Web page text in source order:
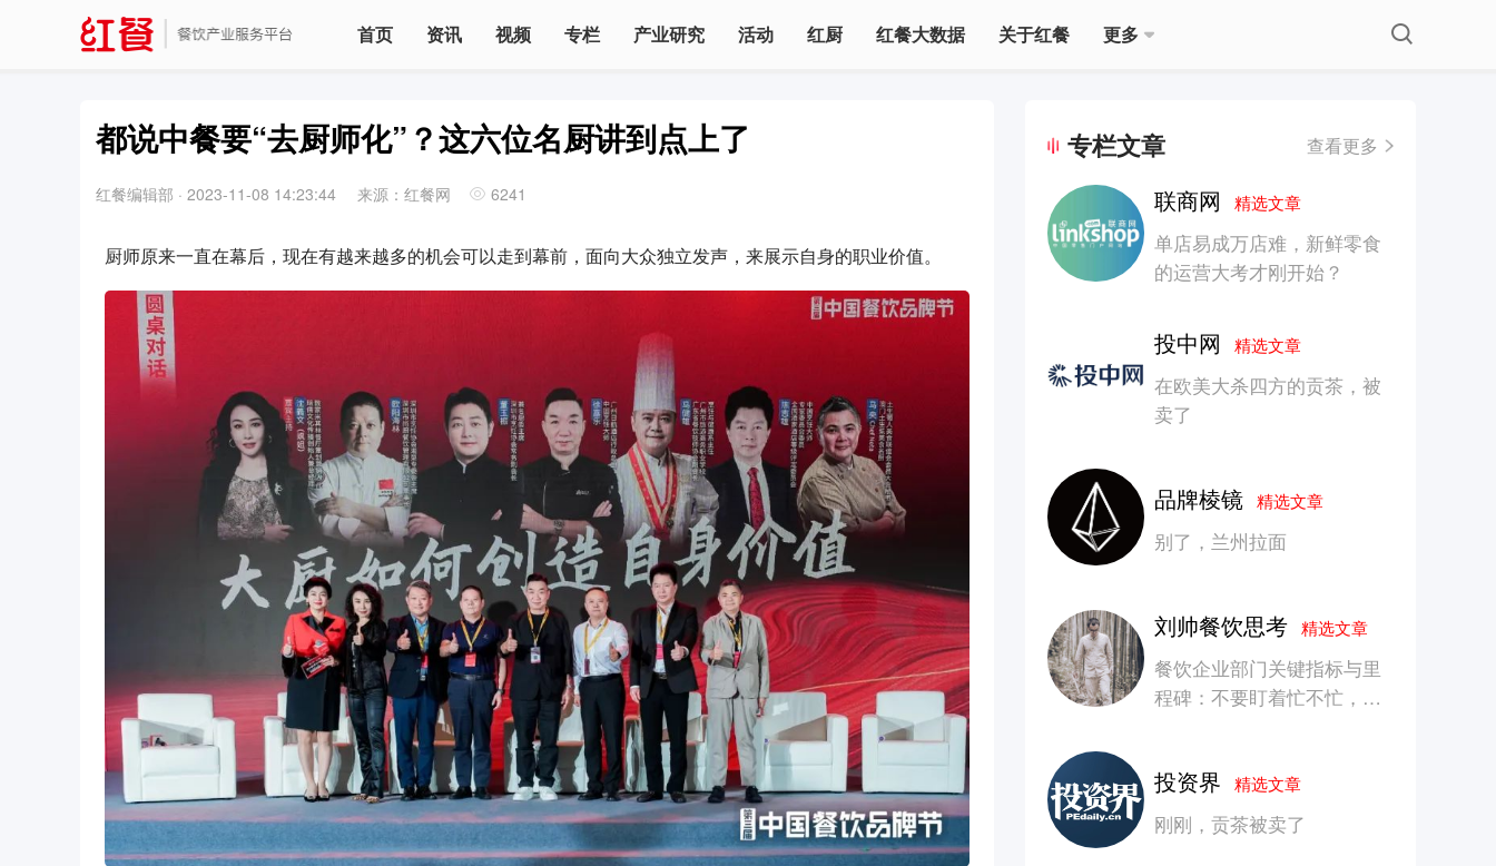
首页 资讯 视频 专栏 产业研究 活动 红厨 红餐大数据 关于红餐 更多
都说中餐要“去厨师化”？这六位名厨讲到点上了
红餐编辑部 · 2023-11-08 14:23:44 来源：红餐网 6241
厨师原来一直在幕后，现在有越来越多的机会可以走到幕前，面向大众独立发声，来展示自身的职业价值。
专栏文章 查看更多
联商网精选文章
单店易成万店难，新鲜零食
的运营大考才刚开始？
投中网精选文章
在欧美大杀四方的贡茶，被
卖了
品牌棱镜精选文章
别了，兰州拉面
刘帅餐饮思考精选文章
餐饮企业部门关键指标与里
程碑：不要盯着忙不忙，要
投资界精选文章
刚刚，贡茶被卖了